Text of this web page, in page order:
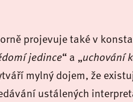
projevuje také v
jedince“ a „uchování
mylný dojem, že
ustálených